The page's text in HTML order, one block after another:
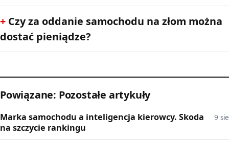
Czy za oddanie samochodu na złom można
dostać pieniądze?
Powiązane: Pozostałe artykuły
Marka samochodu a inteligencja kierowcy. Skoda
na szczycie rankingu
9 sie